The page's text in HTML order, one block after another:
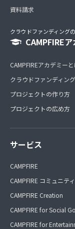
資料請求
クラウドファンディング
CAMPFIRE
CAMPFIREアカデミー
クラウドファンディン
プロジェクトの作り方
プロジェクトの広め方
サービス
CAMPFIRE
CAMPFIRE コミュニティ
CAMPFIRE Creation
CAMPFIRE for Social
CAMPFIRE for